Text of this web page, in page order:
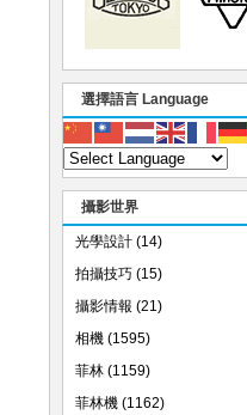
選擇語言 Language
攝影世界
光學設計 (14)
拍攝技巧 (15)
攝影情報 (21)
相機 (1595)
菲林 (1159)
菲林機 (1162)